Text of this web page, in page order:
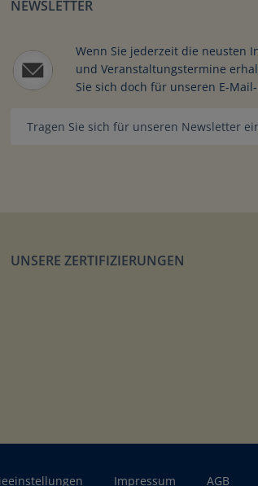
NEWSLETTER
Wenn Sie jederzeit die neusten
und Veranstaltungstermine
Sie sich doch für unseren E-
UNSERE ZERTIFIZIERUNGEN
Impressum AGB